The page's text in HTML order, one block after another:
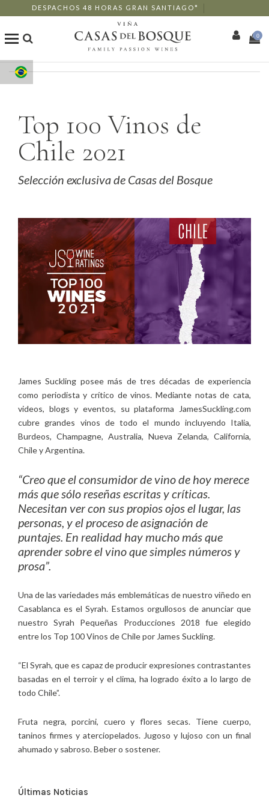
DESPACHOS 48 HORAS GRAN SANTIAGO*
Loja Online
Enoturismo
Restaurantes
Mais
0
Top 100 Vinos de
Chile 2021
Selección exclusiva de Casas del Bosque
James Suckling posee más de tres décadas de experiencia
como periodista y crítico de vinos. Mediante notas de cata,
videos, blogs y eventos, su plataforma JamesSuckling.com
cubre grandes vinos de todo el mundo incluyendo Italia,
Burdeos, Champagne, Australia, Nueva Zelanda, California,
Chile y Argentina.
“Creo que el consumidor de vino de hoy merece
más que sólo reseñas escritas y críticas.
Necesitan ver con sus propios ojos el lugar, las
personas, y el proceso de asignación de
puntajes. En realidad hay mucho más que
aprender sobre el vino que simples números y
prosa”.
Una de las variedades más emblemáticas de nuestro viñedo en
Casablanca es el Syrah. Estamos orgullosos de anunciar que
nuestro Syrah Pequeñas Producciones 2018 fue elegido
entre los Top 100 Vinos de Chile por James Suckling.
“El Syrah, que es capaz de producir expresiones contrastantes
basadas en el terroir y el clima, ha logrado éxito a lo largo de
todo Chile”.
Fruta negra, porcini, cuero y flores secas. Tiene cuerpo,
taninos firmes y aterciopelados. Jugoso y lujoso con un final
ahumado y sabroso. Beber o sostener.
Últimas Noticias